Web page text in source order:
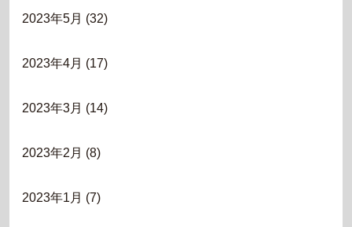
2023年5月 (32)
2023年4月 (17)
2023年3月 (14)
2023年2月 (8)
2023年1月 (7)